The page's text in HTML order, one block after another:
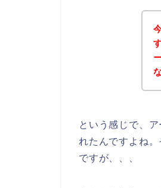
という感じで、
れたんですよね
ですが、、、